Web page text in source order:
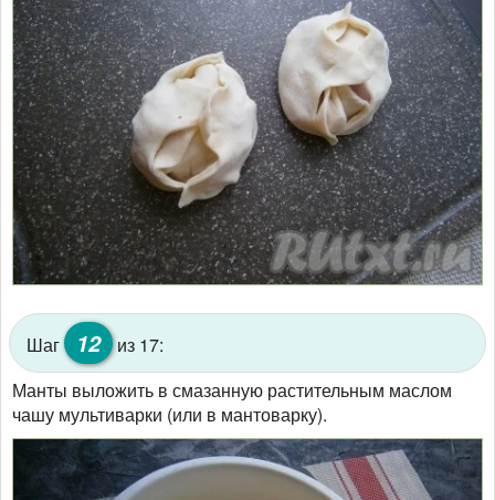
Шаг 12 из 17:
Манты выложить в смазанную растительным маслом
чашу мультиварки (или в мантоварку).